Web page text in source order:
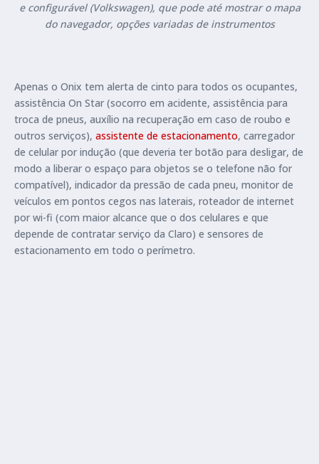
e configurável (Volkswagen), que pode até mostrar o mapa
do navegador, opções variadas de instrumentos
Apenas o Onix tem alerta de cinto para todos os ocupantes,
assistência On Star (socorro em acidente, assistência para
troca de pneus, auxílio na recuperação em caso de roubo e
outros serviços), assistente de estacionamento, carregador
de celular por indução (que deveria ter botão para desligar, de
modo a liberar o espaço para objetos se o telefone não for
compatível), indicador da pressão de cada pneu, monitor de
veículos em pontos cegos nas laterais, roteador de internet
por wi-fi (com maior alcance que o dos celulares e que
depende de contratar serviço da Claro) e sensores de
estacionamento em todo o perímetro.